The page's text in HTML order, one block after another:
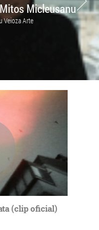
Micleusanu
Arte
(clip oficial)